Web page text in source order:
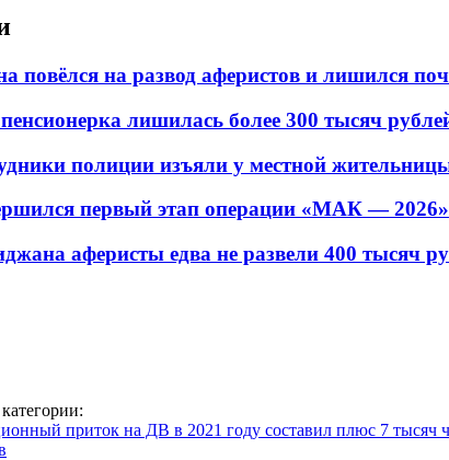
повёлся на развод аферистов и лишился
лишилась более 300 тысяч
полиции изъяли у местной
первый этап операции «МАК — 2026»
аферисты едва не развели 400 тысяч
приток на ДВ в 2021 году составил плюс 7 тысяч